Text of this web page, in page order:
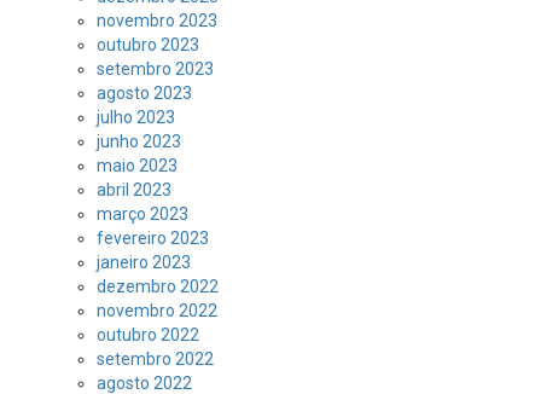
novembro 2023
outubro 2023
setembro 2023
agosto 2023
julho 2023
junho 2023
maio 2023
abril 2023
março 2023
fevereiro 2023
janeiro 2023
dezembro 2022
novembro 2022
outubro 2022
setembro 2022
agosto 2022